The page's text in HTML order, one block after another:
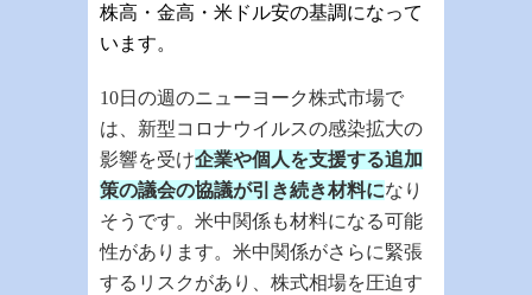
株高・金高・米ドル安の基調になって
います。
10日の週のニューヨーク株式市場で
は、新型コロナウイルスの感染拡大の
影響を受け企業や個人を支援する追加
策の議会の協議が引き続き材料になり
そうです。米中関係も材料になる可能
性があります。米中関係がさらに緊張
するリスクがあり、株式相場を圧迫す